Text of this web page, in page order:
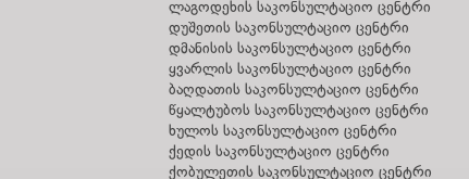
ოზურგეთის იურიდიული დახმარების ბიურო
გურჯაანის იურიდიული დახმარების ბიურო
რუხის საკონსულტაციო ცენტრი
თიანეთის საკონსულტაციო ცენტრი
სპეციალიზებულ საქმეთა ბიურო
გარდაბნის საკონსულტაციო ცენტრი
თეთრიწყაროს საკონსულტაციო ცენტრი
ბოლნისის საკონსულტაციო ცენტრი
ლაგოდეხის საკონსულტაციო ცენტრი
დუშეთის საკონსულტაციო ცენტრი
დმანისის საკონსულტაციო ცენტრი
ყვარლის საკონსულტაციო ცენტრი
ბაღდათის საკონსულტაციო ცენტრი
წყალტუბოს საკონსულტაციო ცენტრი
ხულოს საკონსულტაციო ცენტრი
ქედის საკონსულტაციო ცენტრი
ქობულეთის საკონსულტაციო ცენტრი